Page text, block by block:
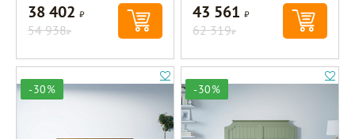
38 402Р
54 938Р
43 561Р
62 319Р
-30% -30%